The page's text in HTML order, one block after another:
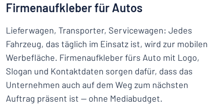
Firmenaufkleber für Autos
Lieferwagen, Transporter, Servicewagen: Jedes
Fahrzeug, das täglich im Einsatz ist, wird zur mobilen
Werbefläche. Firmenaufkleber fürs Auto mit Logo,
Slogan und Kontaktdaten sorgen dafür, dass das
Unternehmen auch auf dem Weg zum nächsten
Auftrag präsent ist — ohne Mediabudget.